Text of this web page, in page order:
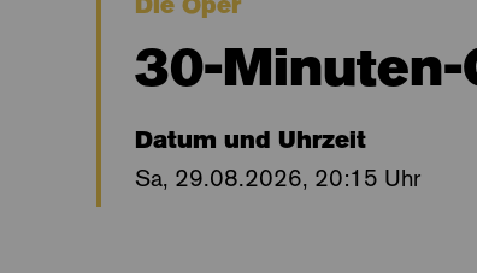
30-Minuten-
Datum und Uhrzeit
Sa, 29.08.2026, 20:15 Uhr